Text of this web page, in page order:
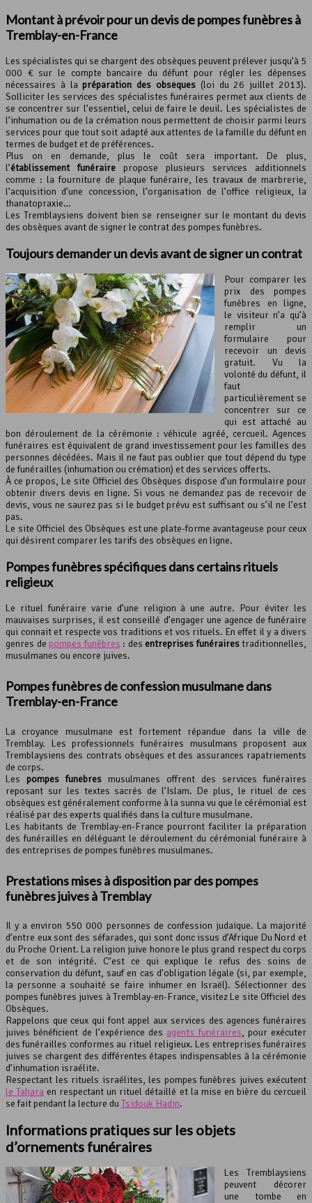
Montant à prévoir pour un devis depompes funèbresà
Tremblay-en-France
Les spécialistes qui se chargent des obsèques peuvent prélever jusqu’à 5
000 € sur le compte bancaire du défunt pour régler les dépenses
nécessaires à la préparation des obsèques (loi du 26 juillet 2013).
Solliciter les services des spécialistes funéraires permet aux clients de
se concentrer sur l’essentiel, celui de faire le deuil. Les spécialistes de
l’inhumation ou de la crémation nous permettent de choisir parmi leurs
services pour que tout soit adapté aux attentes de la famille du défunt en
termes de budget et de préférences.
Plus on en demande, plus le coût sera important. De plus,
l’établissement funéraire propose plusieurs services additionnels
comme : la fourniture de plaque funéraire, les travaux de marbrerie,
l’acquisition d’une concession, l’organisation de l’office religieux, la
thanatopraxie…
Les Tremblaysiens doivent bien se renseigner sur le montant du devis
des obsèques avant de signer le contrat des pompes funèbres.
Toujours demander un devis avant de signer un contrat
Pour comparer les
prix des pompes
funèbres en ligne,
le visiteur n’a qu’à
remplir un
formulaire pour
recevoir un devis
gratuit. Vu la
volonté du défunt, il
faut
particulièrement se
concentrer sur ce
qui est attaché au
bon déroulement de la cérémonie : véhicule agréé, cercueil. Agences
funéraires est équivalent de grand investissement pour les familles des
personnes décédées. Mais il ne faut pas oublier que tout dépend du type
de funérailles (inhumation ou crémation) et des services offerts.
À ce propos, Le site Officiel des Obsèques dispose d’un formulaire pour
obtenir divers devis en ligne. Si vous ne demandez pas de recevoir de
devis, vous ne saurez pas si le budget prévu est suffisant ou s’il ne l’est
pas.
Le site Officiel des Obsèques est une plate-forme avantageuse pour ceux
qui désirent comparer les tarifs des obsèques en ligne.
Pompes funèbres spécifiques dans certains rituels
religieux
Le rituel funéraire varie d’une religion à une autre. Pour éviter les
mauvaises surprises, il est conseillé d’engager une agence de funéraire
qui connait et respecte vos traditions et vos rituels. En effet il y a divers
genres de pompes funèbres : des entreprises funérairestraditionnelles,
musulmanes ou encore juives.
Pompes funèbres de confession musulmane dans
Tremblay-en-France
La croyance musulmane est fortement répandue dans la ville de
Tremblay. Les professionnels funéraires musulmans proposent aux
Tremblaysiens des contrats obsèques et des assurances rapatriements
de corps.
Les pompes funèbres musulmanes offrent des services funéraires
reposant sur les textes sacrés de l’Islam. De plus, le rituel de ces
obsèques est généralement conforme à la sunna vu que le cérémonial est
réalisé par des experts qualifiés dans la culture musulmane.
Les habitants de Tremblay-en-France pourront faciliter la préparation
des funérailles en déléguant le déroulement du cérémonial funéraire à
des entreprises de pompes funèbres musulmanes.
Prestations mises à disposition par des pompes
funèbres juives à Tremblay
Il y a environ 550 000 personnes de confession judaïque. La majorité
d’entre eux sont des séfarades, qui sont donc issus d’Afrique Du Nord et
du Proche Orient. La religion juive honore le plus grand respect du corps
et de son intégrité. C’est ce qui explique le refus des soins de
conservation du défunt, sauf en cas d’obligation légale (si, par exemple,
la personne a souhaité se faire inhumer en Israël). Sélectionner des
pompes funèbres juives à Tremblay-en-France, visitez Le site Officiel des
Obsèques.
Rappelons que ceux qui font appel aux services des agences funéraires
juives bénéficient de l’expérience des agents funéraires, pour exécuter
des funérailles conformes au rituel religieux. Les entreprises funéraires
juives se chargent des différentes étapes indispensables à la cérémonie
d’inhumation israélite.
Respectant les rituels israélites, les pompes funèbres juives exécutent
le Tahara en respectant un rituel détaillé et la mise en bière du cercueil
se fait pendant la lecture duTsidouk Hadin.
Informations pratiques sur les objets
d’ornements funéraires
Les Tremblaysiens
peuvent décorer
une tombe en